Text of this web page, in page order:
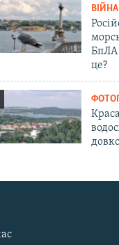
БпЛА
це?